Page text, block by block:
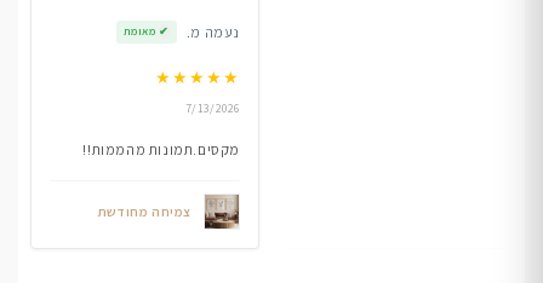
נעמה מ. ✔ מאומת
★★★★★
7/13/2026
מקסים.תמונות מהממות!!
צמיחה מחודשת